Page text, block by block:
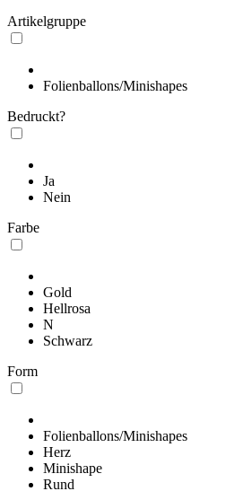
Artikelgruppe
Folienballons/Minishapes
Bedruckt?
Ja
Nein
Farbe
Gold
Hellrosa
N
Schwarz
Form
Folienballons/Minishapes
Herz
Minishape
Rund